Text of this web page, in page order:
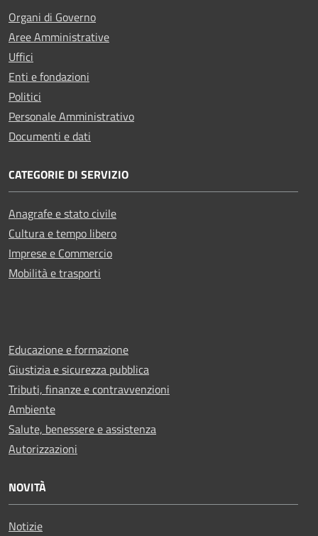
Organi di Governo
Aree Amministrative
Uffici
Enti e fondazioni
Politici
Personale Amministrativo
Documenti e dati
CATEGORIE DI SERVIZIO
Anagrafe e stato civile
Cultura e tempo libero
Imprese e Commercio
Mobilità e trasporti
Educazione e formazione
Giustizia e sicurezza pubblica
Tributi, finanze e contravvenzioni
Ambiente
Salute, benessere e assistenza
Autorizzazioni
NOVITÀ
Notizie